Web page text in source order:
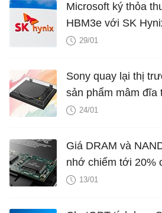
Microsoft ký thỏa
HBM3e với SK
29/01
Sony quay lại thị
sản phẩm mâm đĩa
toàn mới
24/01
Giá DRAM và
nhớ chiếm tới 20%
smartphone
13/01